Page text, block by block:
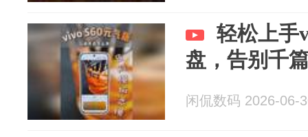
轻松上手
盘，告别千
闲侃数码 2026-06-